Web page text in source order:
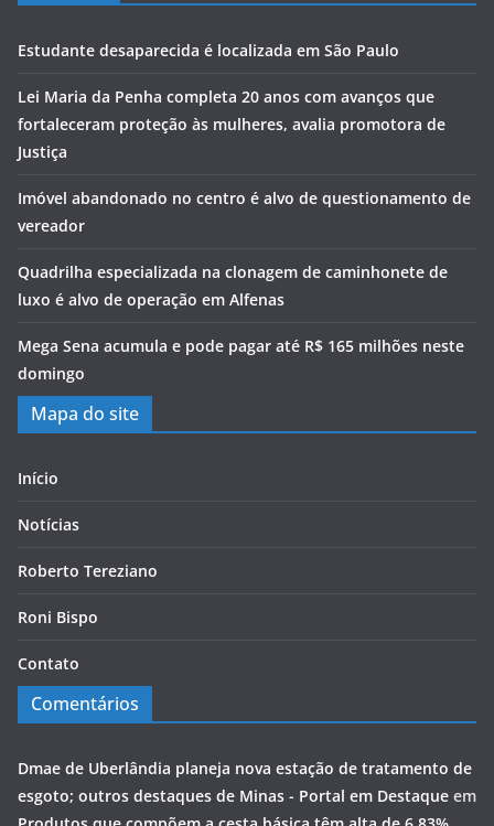
Estudante desaparecida é localizada em São Paulo
Lei Maria da Penha completa 20 anos com avanços que
fortaleceram proteção às mulheres, avalia promotora de
Justiça
Imóvel abandonado no centro é alvo de questionamento de
vereador
Quadrilha especializada na clonagem de caminhonete de
luxo é alvo de operação em Alfenas
Mega Sena acumula e pode pagar até R$ 165 milhões neste
domingo
Mapa do site
Início
Notícias
Roberto Tereziano
Roni Bispo
Contato
Comentários
Dmae de Uberlândia planeja nova estação de tratamento de
esgoto; outros destaques de Minas - Portal em Destaque em